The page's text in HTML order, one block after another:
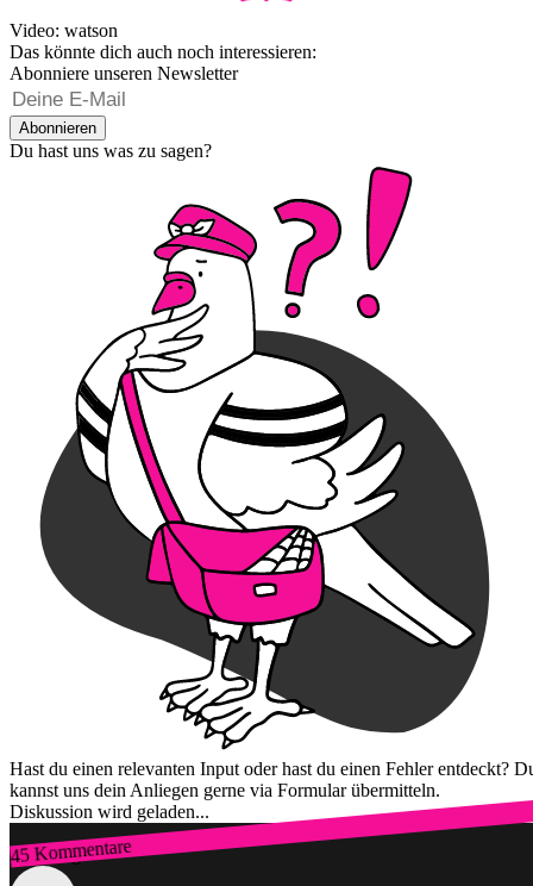
Video: watson
Das könnte dich auch noch interessieren:
Abonniere unseren Newsletter
Abonnieren
Du hast uns was zu sagen?
Hast du einen relevanten Input oder hast du einen Fehler entdeckt?
kannst uns dein Anliegen gerne via Formular übermitteln.
Diskussion wird geladen...
45 Kommentare
Zum Login